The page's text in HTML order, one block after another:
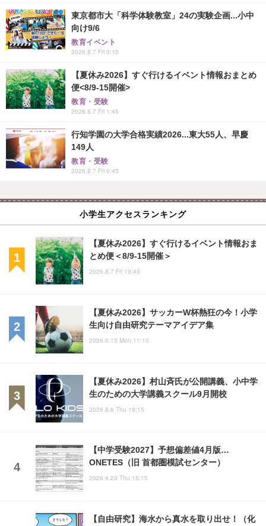
東京都市大「科学体験教室」24の実験企画...小中
向け9/6
教育イベント
2026.8.7 Fri 0:15
【夏休み2026】すぐ行けるイベント情報おまとめ
便<8/9-15開催>
教育・受験
2026.8.7 Fri 1:45
行知学園の大学合格実績2026...東大55人、早慶
149人
教育・受験
2026.8.7 Fri 0:45
小学生アクセスランキング
【夏休み2026】すぐ行けるイベント情報おま
とめ便＜8/9-15開催＞
2026.8.7 Fri 19:45
【夏休み2026】サッカーW杯熱狂の今！小学
生向け自由研究テーマアイデア集
2026.6.15 Mon 11:15
【夏休み2026】村山斉氏が公開講義、小中学
生のための大学講義スクール9月開校
2026.8.6 Thu 19:15
【中学受験2027】予想偏差値4月版…
ONETES（旧 首都圏模試センター）
2026.4.23 Thu 15:15
【自由研究】海水から真水を取り出せ！（化